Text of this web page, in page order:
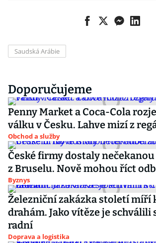
Saudská Arábie
Doporučujeme
Penny Market a Coca-Cola
válku v Česku. Lahve mizí z
Obchod a služby
České firmy dostaly
z Bruselu. Nově mohou říct
Byznys
Železniční zakázka století míří
drahám. Jako vítěze je schválili
radní
Doprava a logistika